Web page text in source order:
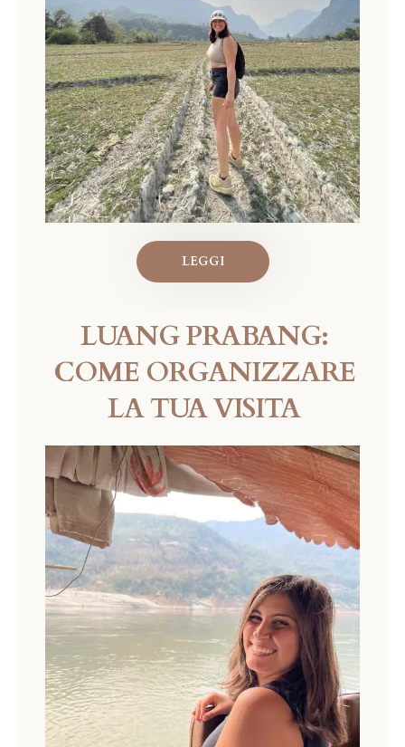
LEGGI
LUANG PRABANG:
COME ORGANIZZARE
LA TUA VISITA